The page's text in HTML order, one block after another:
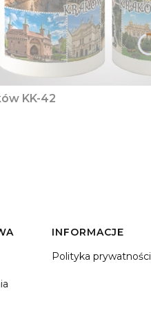
KK-42
INFORMACJE
Polityka prywatności